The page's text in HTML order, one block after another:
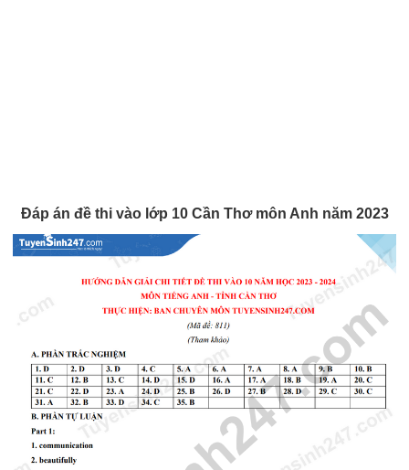
Đáp án đề thi vào lớp 10 Cần Thơ môn Anh năm 2023